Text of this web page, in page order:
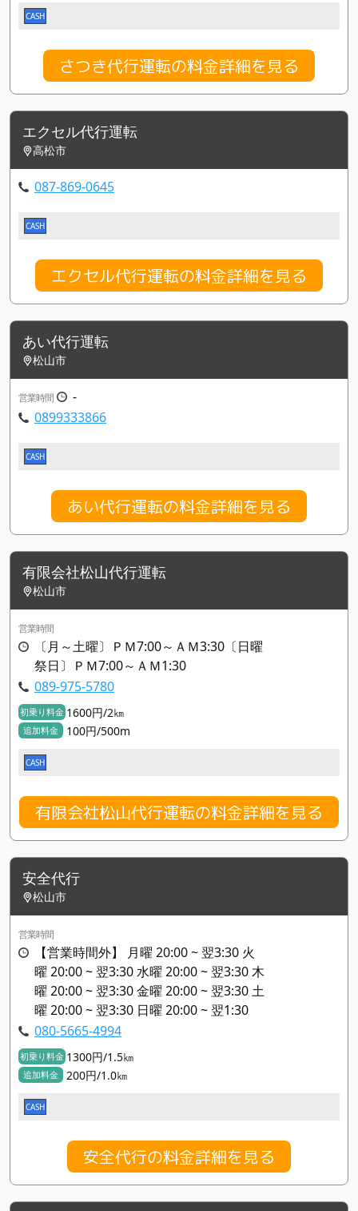
CASH
さつき代行運転の料金詳細を見る
エクセル代行運転
高松市
087-869-0645
CASH
エクセル代行運転の料金詳細を見る
あい代行運転
松山市
営業時間
-
0899333866
CASH
あい代行運転の料金詳細を見る
有限会社松山代行運転
松山市
営業時間
〔月～土曜〕ＰＭ7:00～ＡＭ3:30〔日曜
祭日〕ＰＭ7:00～ＡＭ1:30
089-975-5780
初乗り料金 1600円/2㎞
追加料金 100円/500m
CASH
有限会社松山代行運転の料金詳細を見る
安全代行
松山市
営業時間
【営業時間外】 月曜 20:00 ~ 翌3:30 火
曜 20:00 ~ 翌3:30 水曜 20:00 ~ 翌3:30 木
曜 20:00 ~ 翌3:30 金曜 20:00 ~ 翌3:30 土
曜 20:00 ~ 翌3:30 日曜 20:00 ~ 翌1:30
080-5665-4994
初乗り料金 1300円/1.5㎞
追加料金 200円/1.0㎞
CASH
安全代行の料金詳細を見る